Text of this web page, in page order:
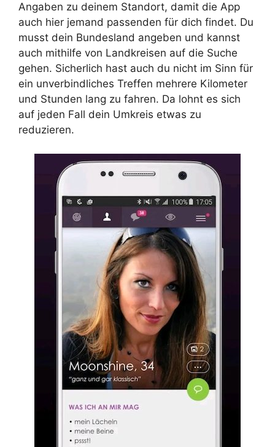
Angaben zu deinem Standort, damit die App
auch hier jemand passenden für dich findet. Du
musst dein Bundesland angeben und kannst
auch mithilfe von Landkreisen auf die Suche
gehen. Sicherlich hast auch du nicht im Sinn für
ein unverbindliches Treffen mehrere Kilometer
und Stunden lang zu fahren. Da lohnt es sich
auf jeden Fall dein Umkreis etwas zu
reduzieren.